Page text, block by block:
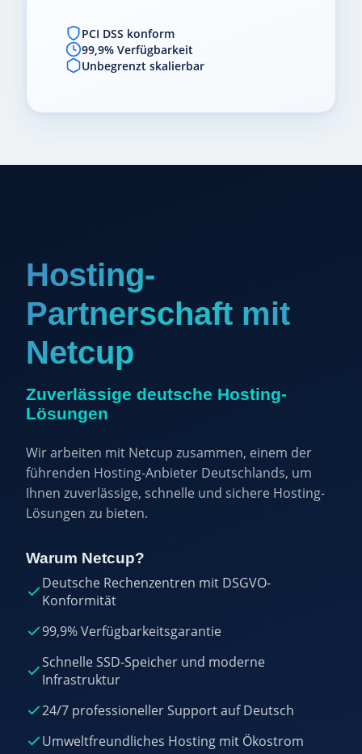
PCI DSS konform
99,9% Verfügbarkeit
Unbegrenzt skalierbar
Hosting-
Partnerschaft mit
Netcup
Zuverlässige deutsche Hosting-
Lösungen
Wir arbeiten mit Netcup zusammen, einem der
führenden Hosting-Anbieter Deutschlands, um
Ihnen zuverlässige, schnelle und sichere Hosting-
Lösungen zu bieten.
Warum Netcup?
Deutsche Rechenzentren mit DSGVO-
Konformität
99,9% Verfügbarkeitsgarantie
Schnelle SSD-Speicher und moderne
Infrastruktur
24/7 professioneller Support auf Deutsch
Umweltfreundliches Hosting mit Ökostrom